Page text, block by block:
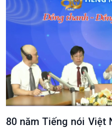
80 năm Tiếng nói Việt